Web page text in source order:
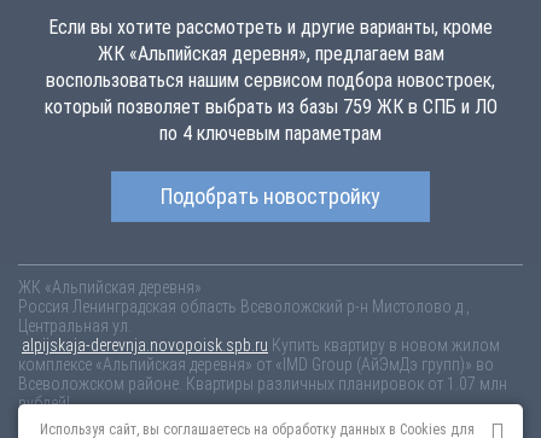
Если вы хотите рассмотреть и другие варианты, кроме
ЖК «Альпийская деревня», предлагаем вам
воспользоваться нашим сервисом подбора новостроек,
который позволяет выбрать из базы 759 ЖК в СПБ и ЛО
по 4 ключевым параметрам
Подобрать новостройку
ЖК «Альпийская деревня»
Россия Ленинградская область Всеволожский р-н Мистолово д.,
Центральная ул.
alpijskaja-derevnja.novopoisk.spb.ru Купить квартиру в новом жилом
комплексе «Альпийская деревня» от «IMD Group (АйЭмДэ групп)» во
Всеволожском районе. Квартиры различных планировок от 1.07 млн
рублей!
Используя сайт, вы соглашаетесь на обработку данных в Cookies для